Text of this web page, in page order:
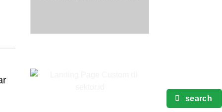
search